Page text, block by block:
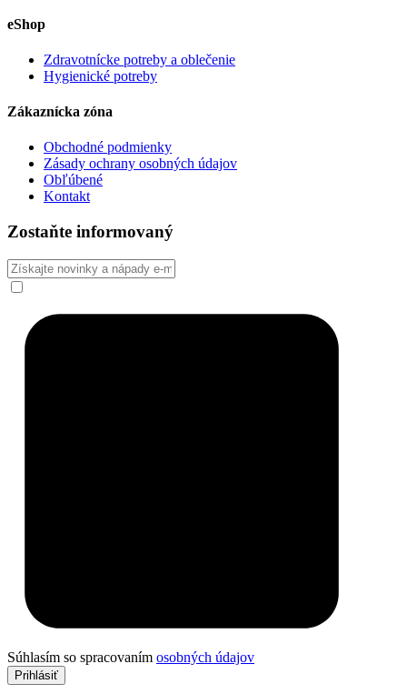
eShop
Zdravotnícke potreby a oblečenie
Hygienické potreby
Zákaznícka zóna
Obchodné podmienky
Zásady ochrany osobných údajov
Obľúbené
Kontakt
Zostaňte informovaný
Súhlasím so spracovaním osobných údajov
Prihlásiť